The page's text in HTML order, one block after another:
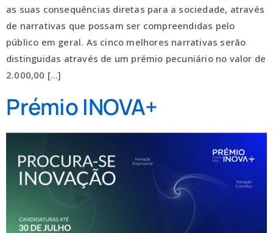
as suas consequências diretas para a sociedade, através
de narrativas que possam ser compreendidas pelo
público em geral. As cinco melhores narrativas serão
distinguidas através de um prémio pecuniário no valor de
2.000,00 […]
Prémio INOVA+